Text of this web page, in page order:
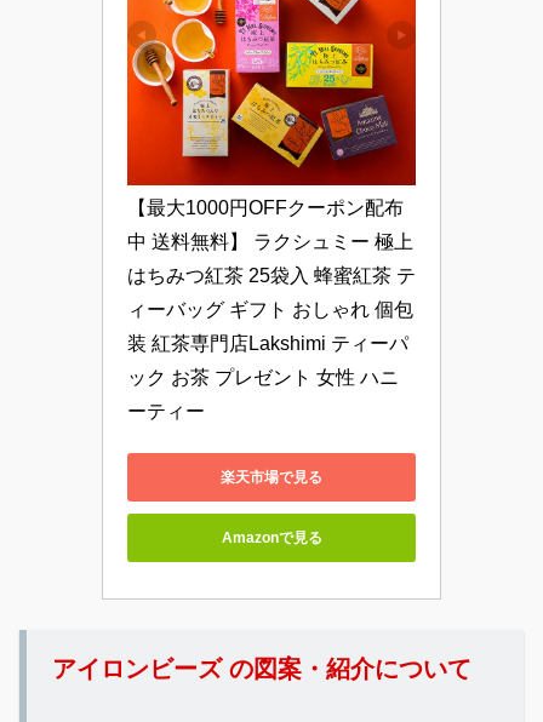
【最大1000円OFFクーポン配布
中 送料無料】 ラクシュミー 極上
はちみつ紅茶 25袋入 蜂蜜紅茶 テ
ィーバッグ ギフト おしゃれ 個包
装 紅茶専門店Lakshimi ティーパ
ック お茶 プレゼント 女性 ハニ
ーティー
楽天市場で見る
Amazonで見る
アイロンビーズ の図案・紹介について